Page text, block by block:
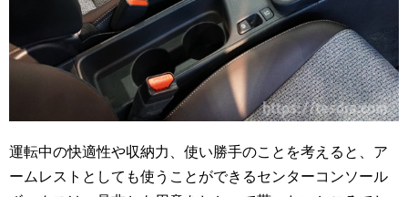
運転中の快適性や収納力、使い勝手のことを考えると、ア
ームレストとしても使うことができるセンターコンソール